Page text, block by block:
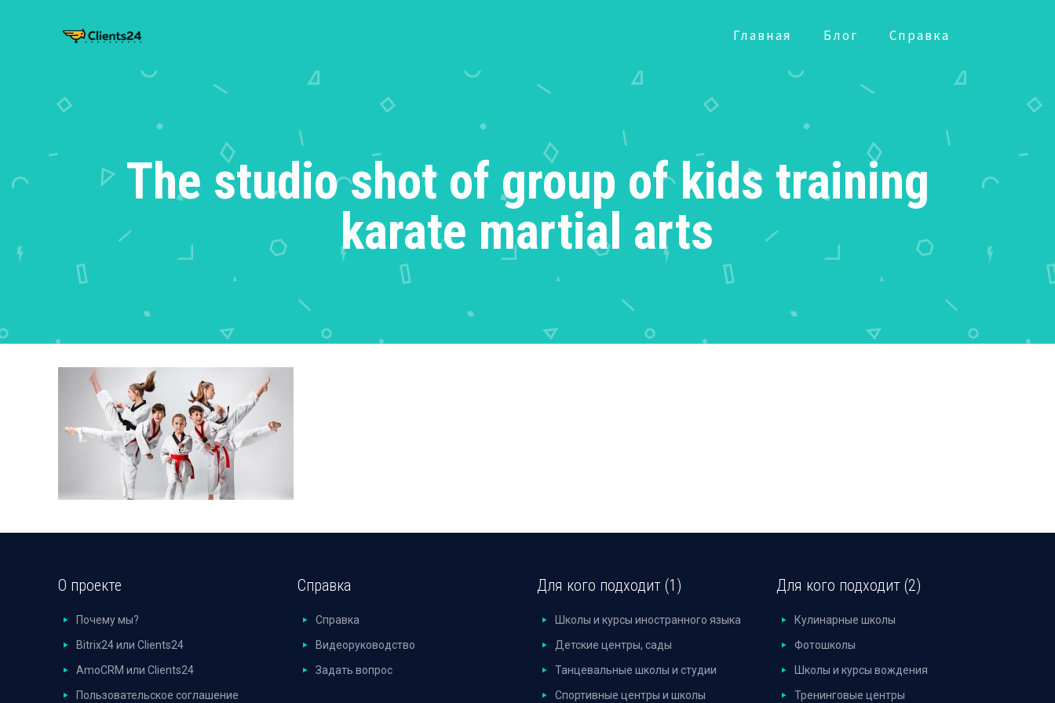
Главная Блог Справка
The studio shot of group of kids training
karate martial arts
О проекте
Почему мы?
Bitrix24 или Clients24
AmoCRM или Clients24
Пользовательское соглашение
Справка
Справка
Видеоруководство
Задать вопрос
Для кого подходит (1)
Школы и курсы иностранного языка
Детские центры, сады
Танцевальные школы и студии
Спортивные центры и школы
Для кого подходит (2)
Кулинарные школы
Фотошколы
Школы и курсы вождения
Тренинговые центры